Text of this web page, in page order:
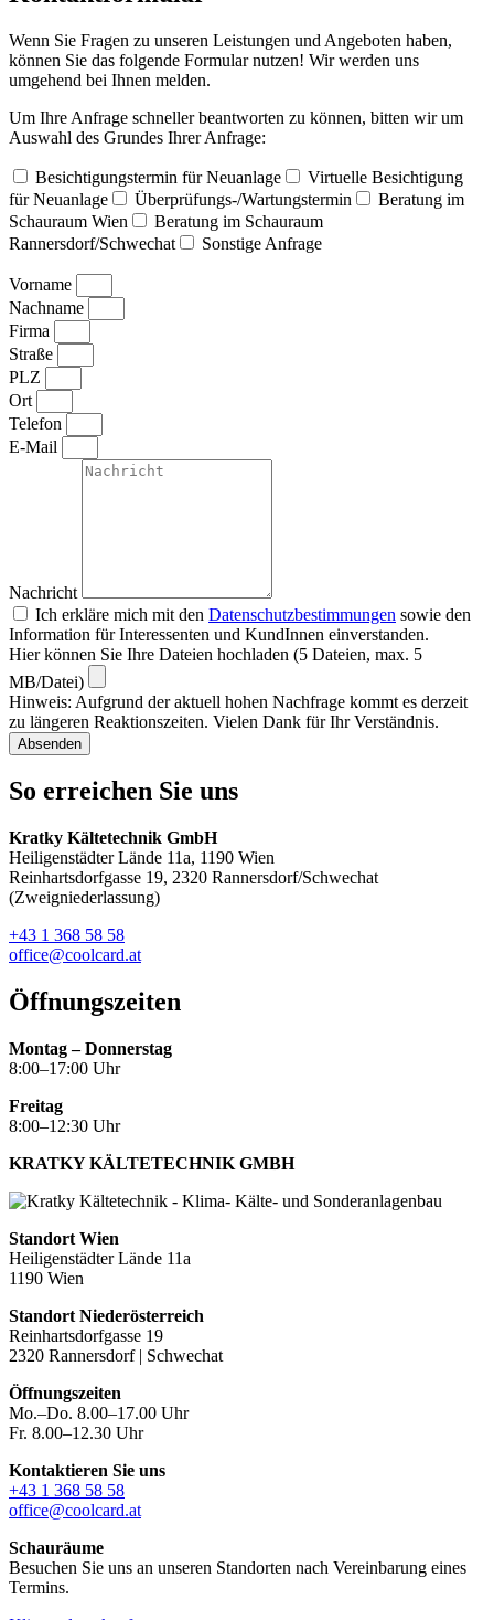
Wenn Sie Fragen zu unseren Leistungen und Angeboten haben,
können Sie das folgende Formular nutzen! Wir werden uns
umgehend bei Ihnen melden.
Um Ihre Anfrage schneller beantworten zu können, bitten wir um
Auswahl des Grundes Ihrer Anfrage:
Besichtigungstermin für Neuanlage
Virtuelle Besichtigung
für Neuanlage
Überprüfungs-/Wartungstermin
Beratung im
Schauraum Wien
Beratung im Schauraum
Rannersdorf/Schwechat
Sonstige Anfrage
Vorname
Nachname
Firma
Straße
PLZ
Ort
Telefon
E-Mail
Nachricht
Ich erkläre mich mit den Datenschutzbestimmungen sowie den
Information für Interessenten und KundInnen einverstanden.
Hier können Sie Ihre Dateien hochladen (5 Dateien, max. 5
MB/Datei)
Hinweis: Aufgrund der aktuell hohen Nachfrage kommt es derzeit
zu längeren Reaktionszeiten. Vielen Dank für Ihr Verständnis.
Absenden
So erreichen Sie uns
Kratky Kältetechnik GmbH
Heiligenstädter Lände 11a, 1190 Wien
Reinhartsdorfgasse 19, 2320 Rannersdorf/Schwechat
(Zweigniederlassung)
+43 1 368 58 58
office@coolcard.at
Öffnungszeiten
Montag – Donnerstag
8:00–17:00 Uhr
Freitag
8:00–12:30 Uhr
KRATKY KÄLTETECHNIK GMBH
Standort Wien
Heiligenstädter Lände 11a
1190 Wien
Standort Niederösterreich
Reinhartsdorfgasse 19
2320 Rannersdorf | Schwechat
Öffnungszeiten
Mo.–Do. 8.00–17.00 Uhr
Fr. 8.00–12.30 Uhr
Kontaktieren Sie uns
+43 1 368 58 58
office@coolcard.at
Schauräume
Besuchen Sie uns an unseren Standorten nach Vereinbarung eines
Termins.